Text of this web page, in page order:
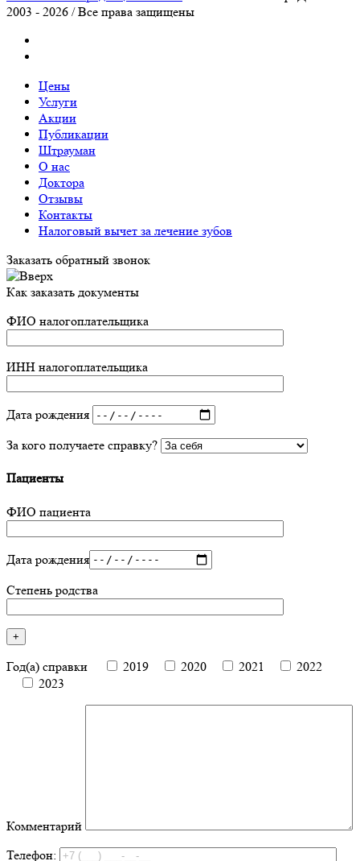
2003 - 2026 / Все права защищены
Цены
Услуги
Акции
Публикации
Штрауман
О нас
Доктора
Отзывы
Контакты
Налоговый вычет за лечение зубов
Заказать обратный звонок
Как заказать документы
ФИО налогоплательщика
ИНН налогоплательщика
Дата рождения
За кого получаете справку?
Пациенты
ФИО пациента
Дата рождения
Степень родства
Год(а) справки 2019 2020 2021
2022
2023
Комментарий
Телефон: